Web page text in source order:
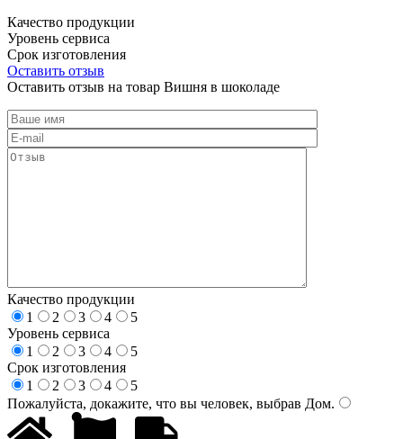
Качество продукции
Уровень сервиса
Срок изготовления
Оставить отзыв
Оставить отзыв на товар Вишня в шоколаде
Качество продукции
1
2 3 4
5
Уровень сервиса
1
2 3 4
5
Срок изготовления
1
2 3 4
5
Пожалуйста, докажите, что вы человек, выбрав Дом.